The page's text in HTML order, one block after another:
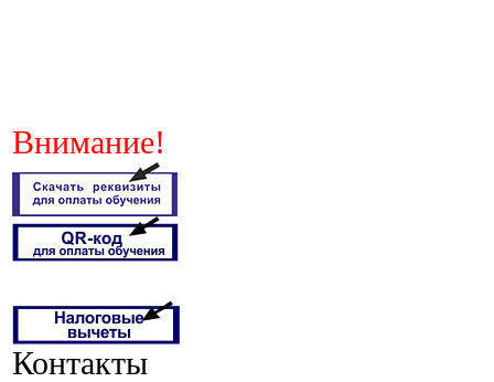
Внимание!
Контакты